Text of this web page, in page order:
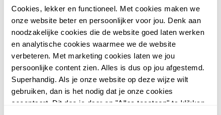
Cookies, lekker en functioneel. Met cookies maken we
onze website beter en persoonlijker voor jou. Denk aan
noodzakelijke cookies die de website goed laten werken
en analytische cookies waarmee we de website
verbeteren. Met marketing cookies laten we jou
persoonlijke content zien. Alles is dus op jou afgestemd.
Superhandig. Als je onze website op deze wijze wilt
gebruiken, dan is het nodig dat je onze cookies
accepteert. Dit doe je door op "Alles toestaan" te klikken.